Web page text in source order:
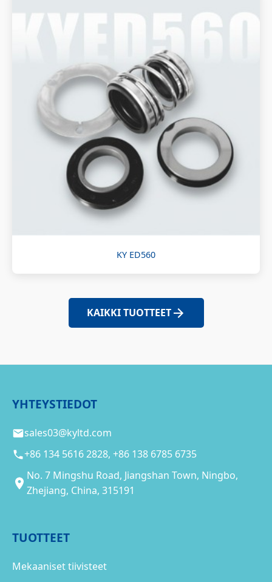
KY ED560
KAIKKI TUOTTEET
YHTEYSTIEDOT
sales03@kyltd.com
+86 134 5616 2828, +86 138 6785 6735
No. 7 Mingshu Road, Jiangshan Town, Ningbo,
Zhejiang, China, 315191
TUOTTEET
Mekaaniset tiivisteet